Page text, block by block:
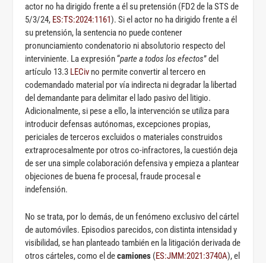
actor no ha dirigido frente a él su pretensión (FD2 de la STS de
5/3/24, ES:TS:2024:1161). Si el actor no ha dirigido frente a él
su pretensión, la sentencia no puede contener
pronunciamiento condenatorio ni absolutorio respecto del
interviniente. La expresión “parte a todos los efectos” del
artículo 13.3 LECiv no permite convertir al tercero en
codemandado material por vía indirecta ni degradar la libertad
del demandante para delimitar el lado pasivo del litigio.
Adicionalmente, si pese a ello, la intervención se utiliza para
introducir defensas autónomas, excepciones propias,
periciales de terceros excluidos o materiales construidos
extraprocesalmente por otros co-infractores, la cuestión deja
de ser una simple colaboración defensiva y empieza a plantear
objeciones de buena fe procesal, fraude procesal e
indefensión.
No se trata, por lo demás, de un fenómeno exclusivo del cártel
de automóviles. Episodios parecidos, con distinta intensidad y
visibilidad, se han planteado también en la litigación derivada de
otros cárteles, como el decamiones (ES:JMM:2021:3740A), el